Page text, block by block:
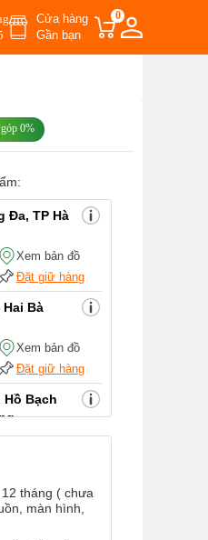
Cửa hàng
Gần bạn
0
0%
Đa, TP Hà
Xem bản đồ
Đặt giữ hàng
Hai Bà
Xem bản đồ
Đặt giữ hàng
Hồ Bạch
Xem bản đồ
Hải
tháng ( chưa
màn hình,